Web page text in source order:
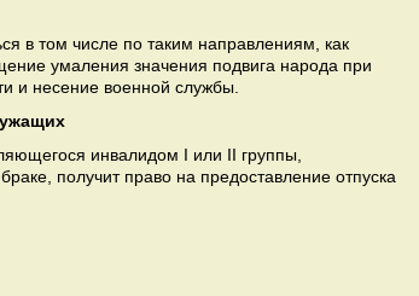
в том числе по таким направлениям, как
умаления значения подвига народа при
и несение военной службы.
инвалидом I или II группы,
получит право на предоставление отпуска